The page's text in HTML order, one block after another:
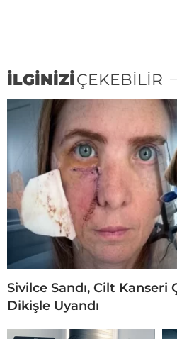
İLGİNİZİÇEKEBİLİR
Sivilce Sandı, Cilt Kanseri
Dikişle Uyandı